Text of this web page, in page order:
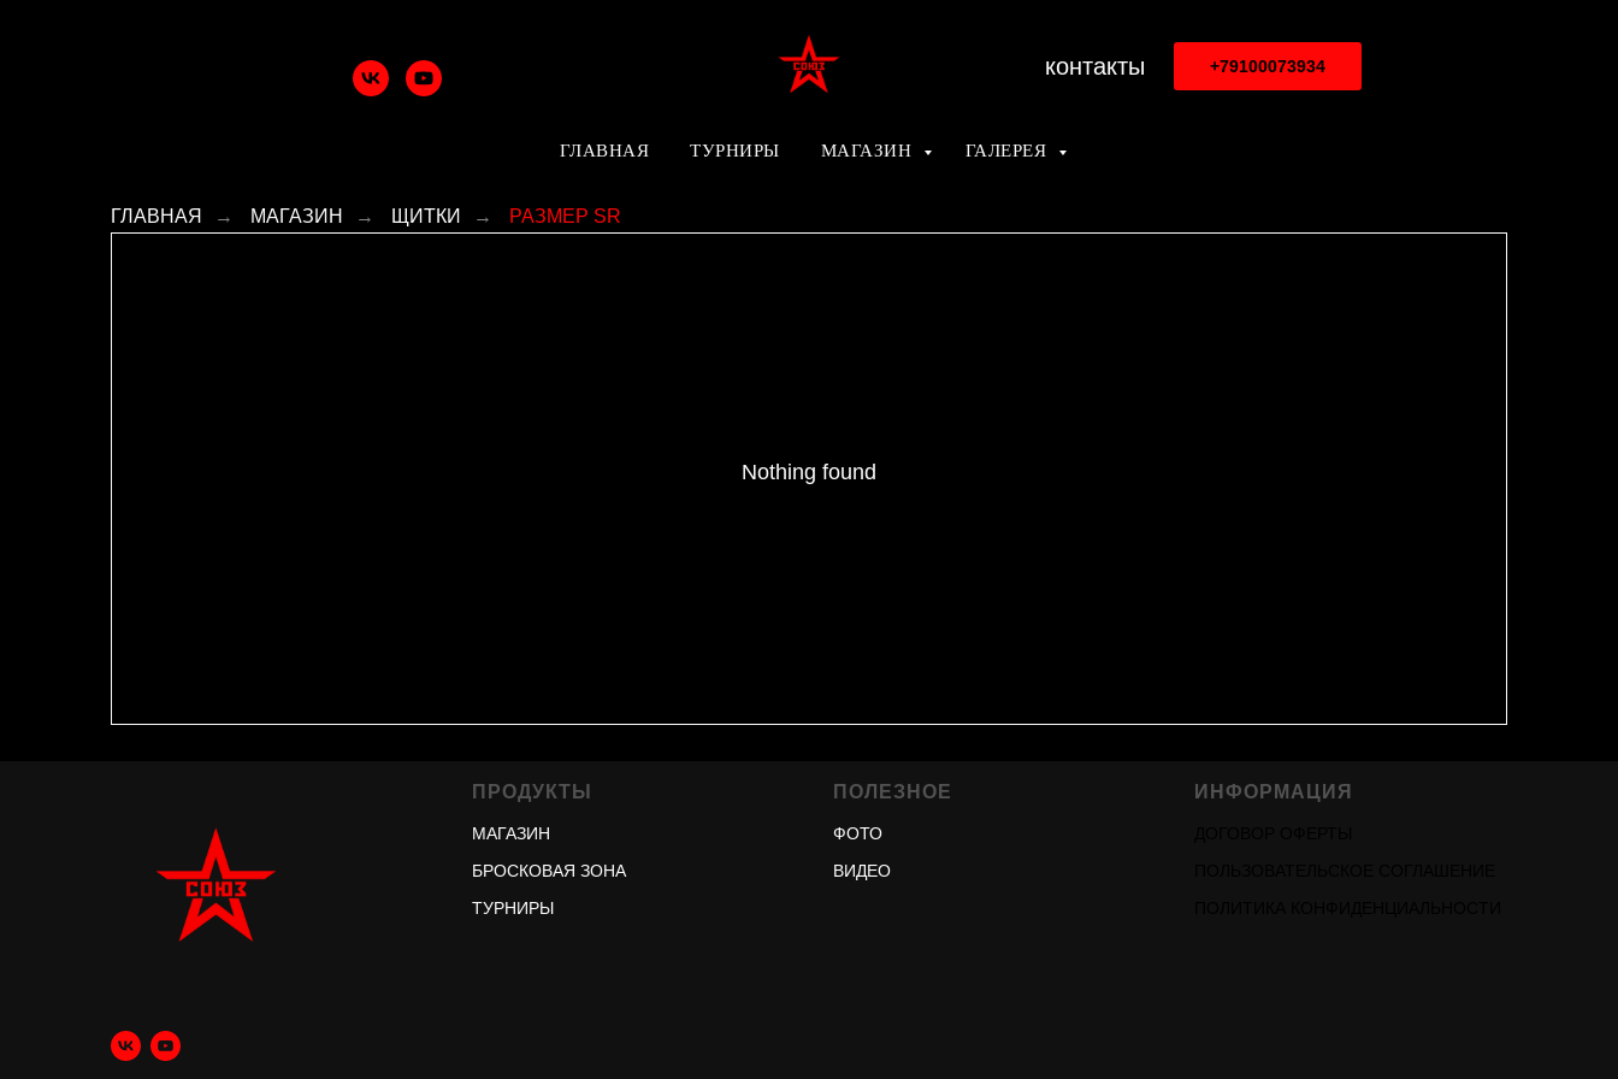
контакты +79100073934
ГЛАВНАЯ ТУРНИРЫ МАГАЗИН ГАЛЕРЕЯ
ГЛАВНАЯ → МАГАЗИН → ЩИТКИ → РАЗМЕР SR
Nothing found
ПРОДУКТЫ
МАГАЗИН
БРОСКОВАЯ ЗОНА
ТУРНИРЫ
ПОЛЕЗНОЕ
ФОТО
ВИДЕО
ИНФОРМАЦИЯ